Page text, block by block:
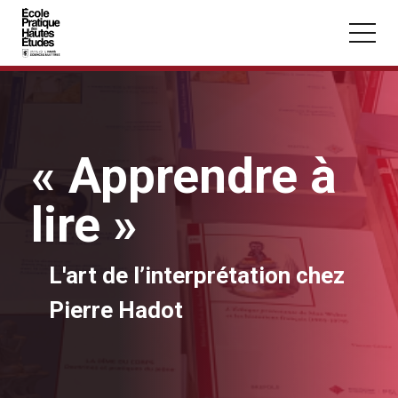
Vous recherchez peut-être :
Conférence Master Section
« Apprendre à
lire »
L'art de l’interprétation chez
Pierre Hadot
Panneau de gestion des cookies